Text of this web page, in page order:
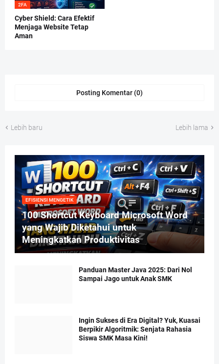
2FA
Cyber Shield: Cara Efektif
Menjaga Website Tetap
Aman
Posting Komentar (0)
Lebih baru Lebih lama
EFISIENSI MENGETIK
100 Shortcut Keyboard Microsoft Word
yang Wajib Diketahui untuk
Meningkatkan Produktivitas
Panduan Master Java 2025: Dari Nol
Sampai Jago untuk Anak SMK
Ingin Sukses di Era Digital? Yuk, Kuasai
Berpikir Algoritmik: Senjata Rahasia
Siswa SMK Masa Kini!